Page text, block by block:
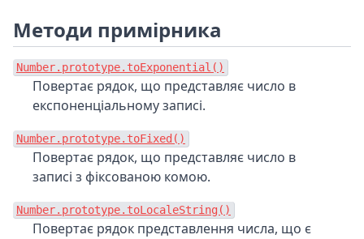
Методи примірника
Number.prototype.toExponential()
Повертає рядок, що представляє число в
експоненціальному записі.
Number.prototype.toFixed()
Повертає рядок, що представляє число в
записі з фіксованою комою.
Number.prototype.toLocaleString()
Повертає рядок представлення числа, що є